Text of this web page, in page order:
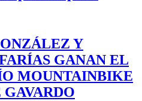
Y
GANAN EL
MOUNTAINBIKE